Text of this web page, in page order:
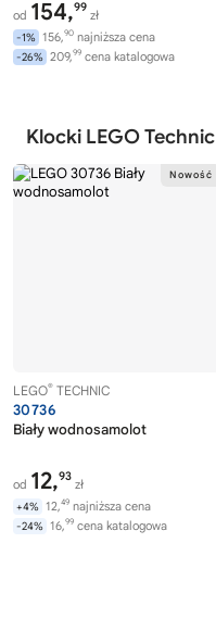
od 154,99
zł
-1% 156,90 najniższa cena
-26% 209,99 cena katalogowa
Klocki LEGO Technic
LEGO® TECHNIC
30736
Biały wodnosamolot
od 12,93
zł
+4% 12,49 najniższa cena
-24% 16,99 cena katalogowa